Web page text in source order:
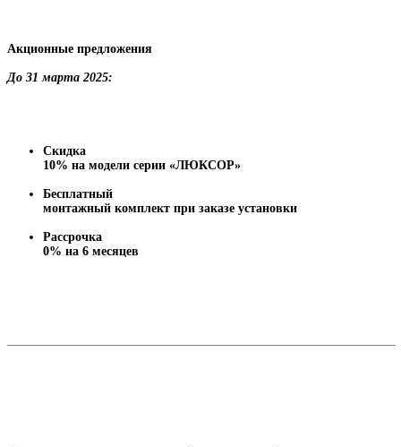
Акционные предложения
До 31 марта 2025:
Скидка
10% на модели серии «ЛЮКСОР»
Бесплатный
монтажный комплект при заказе установки
Рассрочка
0% на 6 месяцев